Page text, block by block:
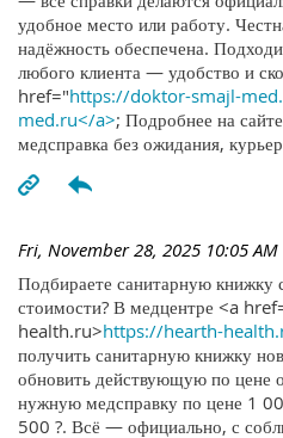
удобное место или работу.
надёжность обеспечена.
любого клиента — удобство и
href="https://doktor-smajl-
med.ru</a>; Подробнее на
медсправка без ожидания,
Fri, November 28, 2025 10:05 AM
Подбираете санитарную книжку
стоимости? В медцентре <a
health.ru>https://hearth-
получить санитарную книжку
обновить действующую по цене
нужную медсправку по цене 1
500 ?. Всё — официально, с